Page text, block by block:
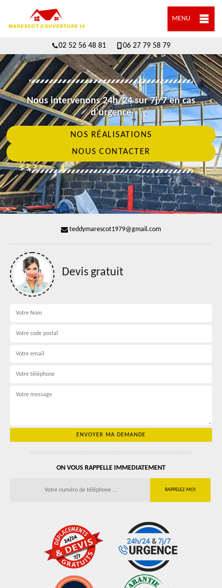
MENU
02 52 56 48 81 06 27 79 58 79
Nous intervenons 24h/24 sur 7j/7 en cas
d'urgence
NOS RÉALISATIONS
NOUS CONTACTER
teddymarescot1979@gmail.com
Devis gratuit
ON VOUS RAPPELLE IMMEDIATEMENT